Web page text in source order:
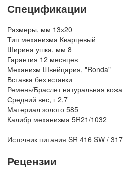
Спецификации
Размеры, мм 13х20
Тип механизма Кварцевый
Ширина ушка, мм 8
Гарантия 12 месяцев
Механизм Швейцария, "Ronda"
Вставка без вставки
Ремень/Браслет натуральная кожа
Средний вес, г 2,7
Материал золото 585
Калибр механизма 5R21/1032
Источник питания SR 416 SW / 317
Рецензии